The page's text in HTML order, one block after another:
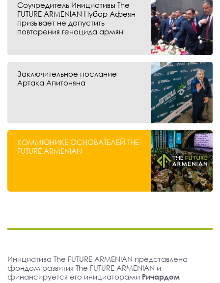
Соучредитель Инициативы The
FUTURE ARMENIAN Нубар Афеян
призывает не допустить
повторения геноцида армян
Заключительное послание
Артака Апитоняна
КОММЮНИКЕ ОСНОВАТЕЛЕЙ THE
FUTURE ARMENIAN
Инициатива The FUTURE ARMENIAN представлена
фондом развития The FUTURE ARMENIAN и
финансируется его инициаторами Ричардом